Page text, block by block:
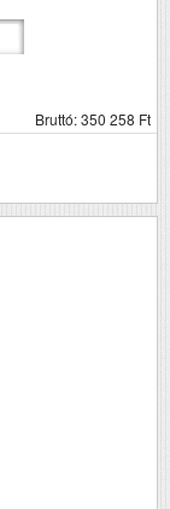
Bruttó: 350 258 Ft